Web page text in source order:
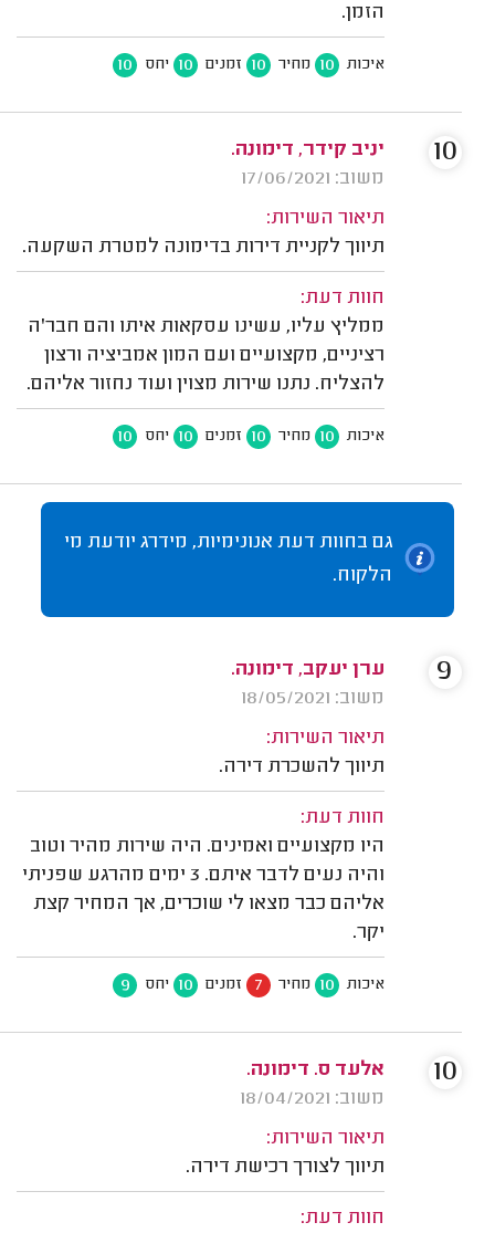
הזמן.
איכות 10 מחיר 10 זמנים 10 יחס 10
יניב קידר, דימונה.
משוב: 17/06/2021
תיאור השירות:
תיווך לקניית דירות בדימונה למטרת השקעה.
חוות דעת:
ממליץ עליו, עשינו עסקאות איתו והם חבר'ה
רציניים, מקצועיים ועם המון אמביציה ורצון
להצליח. נתנו שירות מצוין ועוד נחזור אליהם.
איכות 10 מחיר 10 זמנים 10 יחס 10
10
גם בחוות דעת אנונימיות, מידרג יודעת מי
הלקוח.
ערן יעקב, דימונה.
משוב: 18/05/2021
תיאור השירות:
תיווך להשכרת דירה.
חוות דעת:
היו מקצועיים ואמינים. היה שירות מהיר וטוב
והיה נעים לדבר איתם. 3 ימים מהרגע שפניתי
אליהם כבר מצאו לי שוכרים, אך המחיר קצת
יקר.
איכות 10 מחיר 7 זמנים 10 יחס 9
9
אלעד ס. דימונה.
משוב: 18/04/2021
תיאור השירות:
תיווך לצורך רכישת דירה.
חוות דעת:
10